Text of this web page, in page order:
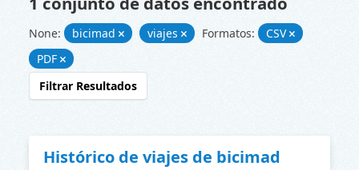
None: bicimad viajes Formatos:
CSV
PDF
Filtrar Resultados
Histórico de viajes de bicimad